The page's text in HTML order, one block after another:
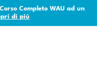
Completo WAU ad un
di più